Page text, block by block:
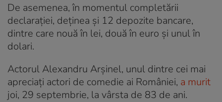
De asemenea, în momentul completării
declarației, deţinea şi 12 depozite bancare,
dintre care nouă în lei, două în euro şi unul în
dolari.
Actorul Alexandru Arșinel, unul dintre cei mai
apreciați actori de comedie ai României, a murit
joi, 29 septembrie, la vârsta de 83 de ani.